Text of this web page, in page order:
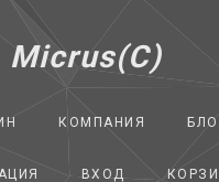
Micrus(C)
КОМПАНИЯ
ВХОД